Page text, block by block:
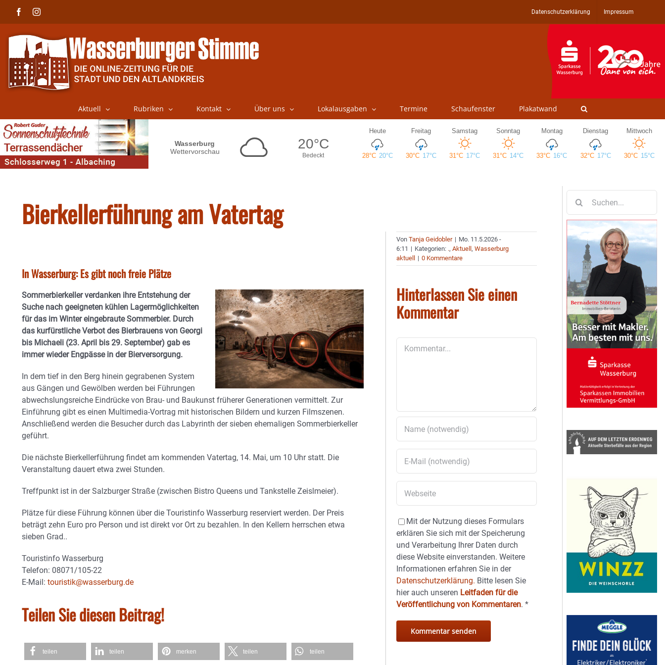
FacebookInstagram Datenschutzerklärung Impressum
Aktuell Rubriken Kontakt Über uns Lokalausgaben Termine Schaufenster Plakatwand
Bierkellerführung am Vatertag
In Wasserburg: Es gibt noch freie Plätze
Sommerbierkeller verdanken ihre Entstehung der
Suche nach geeigneten kühlen Lagermöglichkeiten
für das im Winter eingebraute Sommerbier. Durch
das kurfürstliche Verbot des Bierbrauens von Georgi
bis Michaeli (23. April bis 29. September) gab es
immer wieder Engpässe in der Bierversorgung.
In dem tief in den Berg hinein gegrabenen System
aus Gängen und Gewölben werden bei Führungen
abwechslungsreiche Eindrücke von Brau- und Baukunst früherer Generationen vermittelt. Zur
Einführung gibt es einen Multimedia-Vortrag mit historischen Bildern und kurzen Filmszenen.
Anschließend werden die Besucher durch das Labyrinth der sieben ehemaligen Sommerbierkeller
geführt.
Die nächste Bierkellerführung findet am kommenden Vatertag, 14. Mai, um 10 Uhr statt. Die
Veranstaltung dauert etwa zwei Stunden.
Treffpunkt ist in der Salzburger Straße (zwischen Bistro Queens und Tankstelle Zeislmeier).
Plätze für diese Führung können über die Touristinfo Wasserburg reserviert werden. Der Preis
beträgt zehn Euro pro Person und ist direkt vor Ort zu bezahlen. In den Kellern herrschen etwa
sieben Grad..
Touristinfo Wasserburg
Telefon: 08071/105-22
E-Mail: touristik@wasserburg.de
Teilen Sie diesen Beitrag!
teilen teilen merken teilen teilen
VonTanja Geidobler | Mo. 11.5.2026 -
6:11 | Kategorien: .,Aktuell,Wasserburg
aktuell
| 0 Kommentare
Hinterlassen Sie einen
Kommentar
Mit der Nutzung dieses Formulars
erklären Sie sich mit der Speicherung
und Verarbeitung Ihrer Daten durch
diese Website einverstanden. Weitere
Informationen erfahren Sie in der
Datenschutzerklärung. Bitte lesen Sie
hier auch unseren Leitfaden für die
Veröffentlichung von Kommentaren.*
nach: